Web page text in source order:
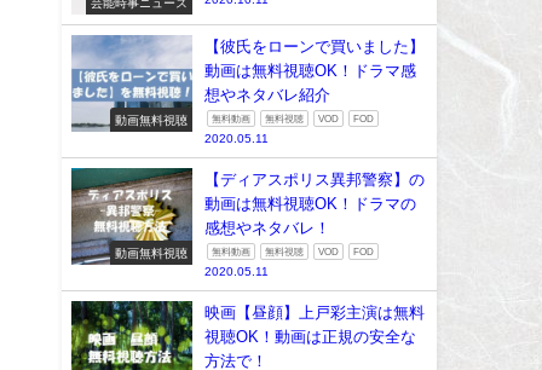
動画無料視聴
【彼氏をローンで買いました】
動画は無料視聴OK！ドラマ感
想やネタバレ紹介
無料動画 無料視聴 VOD FOD
2020.05.11
動画無料視聴
【ディアスポリス異邦警察】の
動画は無料視聴OK！ドラマの
感想やネタバレ！
無料動画 無料視聴 VOD FOD
2020.05.11
映画【昼顔】上戸彩主演は無料
視聴OK！動画は正規の安全な
方法で！